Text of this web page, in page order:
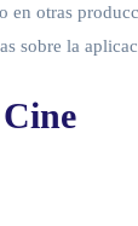
otras
sobre la